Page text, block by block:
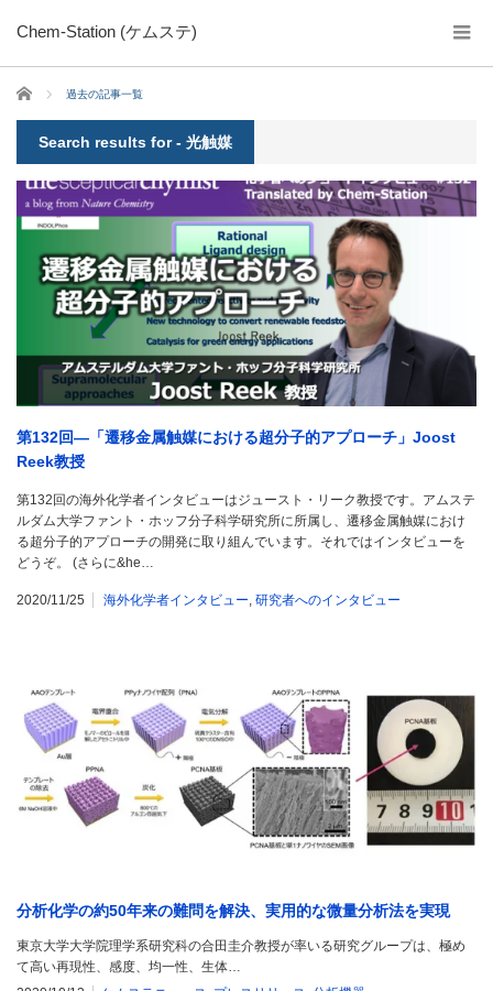
Chem-Station (ケムステ)
ホーム 過去の記事一覧
Search results for - 光触媒
第132回―「遷移金属触媒における超分子的アプローチ」Joost
Reek教授
第132回の海外化学者インタビューはジュースト・リーク教授です。アムステ
ルダム大学ファント・ホッフ分子科学研究所に所属し、遷移金属触媒におけ
る超分子的アプローチの開発に取り組んでいます。それではインタビューを
どうぞ。 (さらに&he…
2020/11/25 海外化学者インタビュー, 研究者へのインタビュー
分析化学の約50年来の難問を解決、実用的な微量分析法を実現
東京大学大学院理学系研究科の合田圭介教授が率いる研究グループは、極め
て高い再現性、感度、均一性、生体…